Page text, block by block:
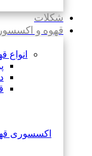
شکلات
قهوه و
انواع
اکسسوری